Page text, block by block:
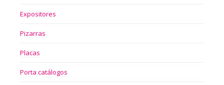
Expositores
Pizarras
Placas
Porta catálogos